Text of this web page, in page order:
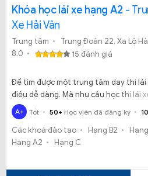
Khóa học lái xe hạng A2 -
Xe Hải Vân
Trung tâm
8.0
15 đánh giá
Để tìm được một trung tâm dạy thi lái
điều dễ dàng. Mà nhu cầu học thi lái
đáp ứng nhu cầu đó thì những trung
hàng loạt. Thế nhưng, bạn không biết
Học tại Trung tâm đào tạo lái xe Hải
A+ Tốt 50+ Học viên đã đăng ký
Các khoá đào tạo Hạng B2
Hạng A2
Hạng C